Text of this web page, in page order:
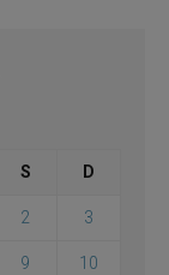
S D
2 3
9 10